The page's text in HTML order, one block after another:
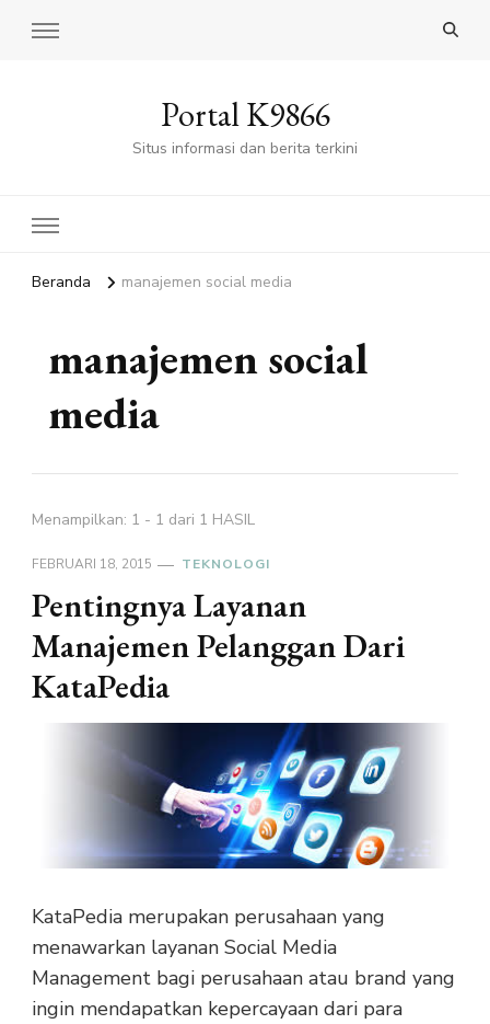
Portal K9866
Situs informasi dan berita terkini
Beranda manajemen social media
manajemen social
media
Menampilkan: 1 - 1 dari 1 HASIL
FEBRUARI 18, 2015 TEKNOLOGI
Pentingnya Layanan
Manajemen Pelanggan Dari
KataPedia
KataPedia merupakan perusahaan yang
menawarkan layanan Social Media
Management bagi perusahaan atau brand yang
ingin mendapatkan kepercayaan dari para